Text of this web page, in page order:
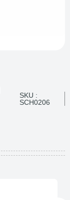
SKU :
SCH0206